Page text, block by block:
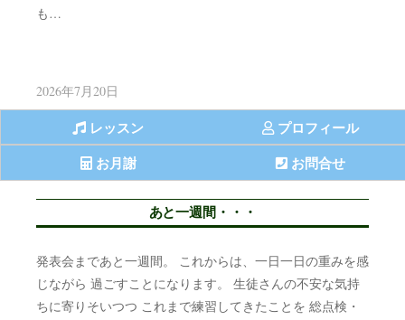
も…
2026年7月20日
レッスン
プロフィール
お月謝
お問合せ
あと一週間・・・
発表会まであと一週間。 これからは、一日一日の重みを感
じながら 過ごすことになります。 生徒さんの不安な気持
ちに寄りそいつつ これまで練習してきたことを 総点検・